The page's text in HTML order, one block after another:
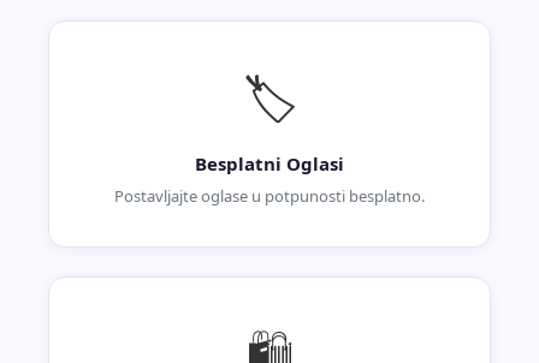
🏷️
Besplatni Oglasi
Postavljajte oglase u potpunosti besplatno.